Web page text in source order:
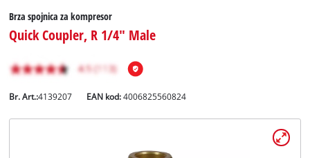
Brza spojnica za kompresor
Quick Coupler, R 1/4" Male
Br. Art.:4139207 EAN kod:4006825560824